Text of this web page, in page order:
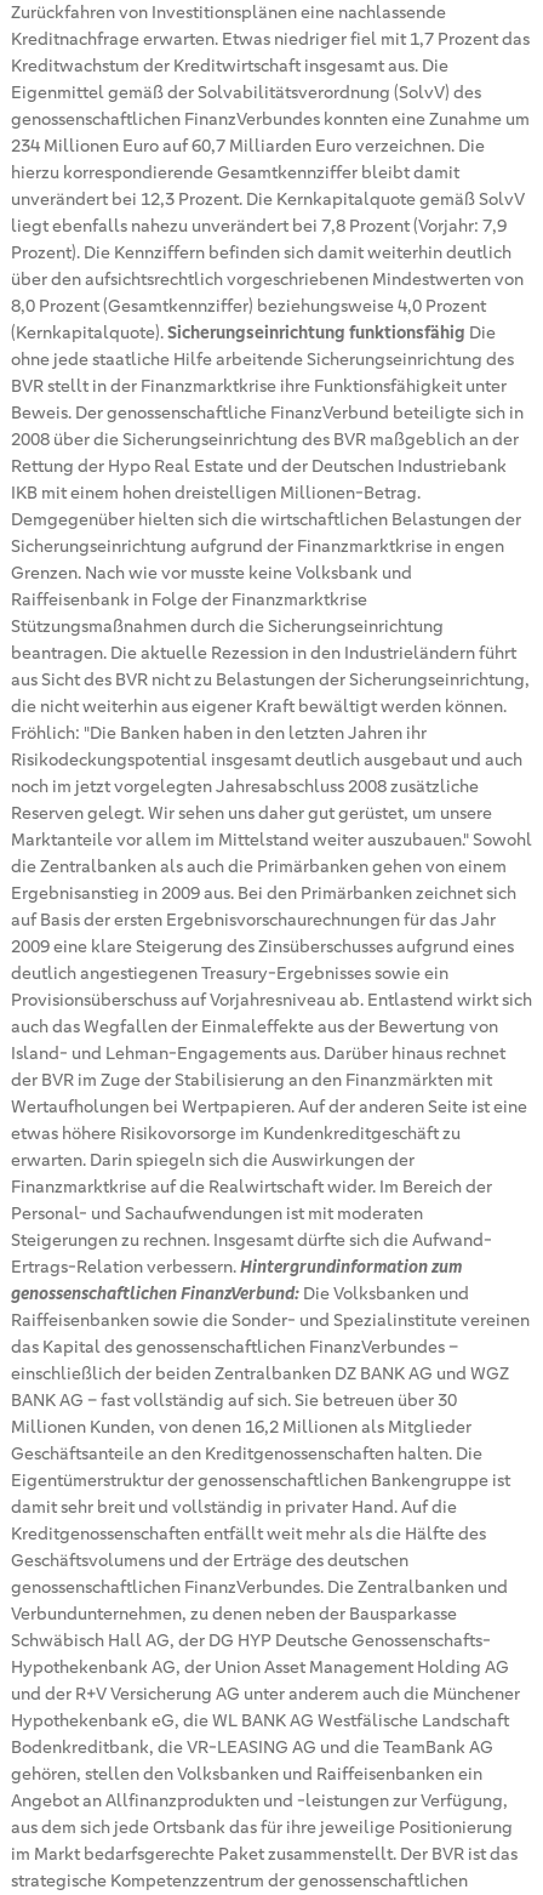
Zurückfahren von Investitionsplänen eine nachlassende
Kreditnachfrage erwarten. Etwas niedriger fiel mit 1,7 Prozent das
Kreditwachstum der Kreditwirtschaft insgesamt aus. Die
Eigenmittel gemäß der Solvabilitätsverordnung (SolvV) des
genossenschaftlichen FinanzVerbundes konnten eine Zunahme um
234 Millionen Euro auf 60,7 Milliarden Euro verzeichnen. Die
hierzu korrespondierende Gesamtkennziffer bleibt damit
unverändert bei 12,3 Prozent. Die Kernkapitalquote gemäß SolvV
liegt ebenfalls nahezu unverändert bei 7,8 Prozent (Vorjahr: 7,9
Prozent). Die Kennziffern befinden sich damit weiterhin deutlich
über den aufsichtsrechtlich vorgeschriebenen Mindestwerten von
8,0 Prozent (Gesamtkennziffer) beziehungsweise 4,0 Prozent
(Kernkapitalquote).Sicherungseinrichtung funktionsfähig Die
ohne jede staatliche Hilfe arbeitende Sicherungseinrichtung des
BVR stellt in der Finanzmarktkrise ihre Funktionsfähigkeit unter
Beweis. Der genossenschaftliche FinanzVerbund beteiligte sich in
2008 über die Sicherungseinrichtung des BVR maßgeblich an der
Rettung der Hypo Real Estate und der Deutschen Industriebank
IKB mit einem hohen dreistelligen Millionen-Betrag.
Demgegenüber hielten sich die wirtschaftlichen Belastungen der
Sicherungseinrichtung aufgrund der Finanzmarktkrise in engen
Grenzen. Nach wie vor musste keine Volksbank und
Raiffeisenbank in Folge der Finanzmarktkrise
Stützungsmaßnahmen durch die Sicherungseinrichtung
beantragen. Die aktuelle Rezession in den Industrieländern führt
aus Sicht des BVR nicht zu Belastungen der Sicherungseinrichtung,
die nicht weiterhin aus eigener Kraft bewältigt werden können.
Fröhlich: "Die Banken haben in den letzten Jahren ihr
Risikodeckungspotential insgesamt deutlich ausgebaut und auch
noch im jetzt vorgelegten Jahresabschluss 2008 zusätzliche
Reserven gelegt. Wir sehen uns daher gut gerüstet, um unsere
Marktanteile vor allem im Mittelstand weiter auszubauen." Sowohl
die Zentralbanken als auch die Primärbanken gehen von einem
Ergebnisanstieg in 2009 aus. Bei den Primärbanken zeichnet sich
auf Basis der ersten Ergebnisvorschaurechnungen für das Jahr
2009 eine klare Steigerung des Zinsüberschusses aufgrund eines
deutlich angestiegenen Treasury-Ergebnisses sowie ein
Provisionsüberschuss auf Vorjahresniveau ab. Entlastend wirkt sich
auch das Wegfallen der Einmaleffekte aus der Bewertung von
Island- und Lehman-Engagements aus. Darüber hinaus rechnet
der BVR im Zuge der Stabilisierung an den Finanzmärkten mit
Wertaufholungen bei Wertpapieren. Auf der anderen Seite ist eine
etwas höhere Risikovorsorge im Kundenkreditgeschäft zu
erwarten. Darin spiegeln sich die Auswirkungen der
Finanzmarktkrise auf die Realwirtschaft wider. Im Bereich der
Personal- und Sachaufwendungen ist mit moderaten
Steigerungen zu rechnen. Insgesamt dürfte sich die Aufwand-
Ertrags-Relation verbessern.Hintergrundinformation zum
genossenschaftlichen FinanzVerbund: Die Volksbanken und
Raiffeisenbanken sowie die Sonder- und Spezialinstitute vereinen
das Kapital des genossenschaftlichen FinanzVerbundes –
einschließlich der beiden Zentralbanken DZ BANK AG und WGZ
BANK AG – fast vollständig auf sich. Sie betreuen über 30
Millionen Kunden, von denen 16,2 Millionen als Mitglieder
Geschäftsanteile an den Kreditgenossenschaften halten. Die
Eigentümerstruktur der genossenschaftlichen Bankengruppe ist
damit sehr breit und vollständig in privater Hand. Auf die
Kreditgenossenschaften entfällt weit mehr als die Hälfte des
Geschäftsvolumens und der Erträge des deutschen
genossenschaftlichen FinanzVerbundes. Die Zentralbanken und
Verbundunternehmen, zu denen neben der Bausparkasse
Schwäbisch Hall AG, der DG HYP Deutsche Genossenschafts-
Hypothekenbank AG, der Union Asset Management Holding AG
und der R+V Versicherung AG unter anderem auch die Münchener
Hypothekenbank eG, die WL BANK AG Westfälische Landschaft
Bodenkreditbank, die VR-LEASING AG und die TeamBank AG
gehören, stellen den Volksbanken und Raiffeisenbanken ein
Angebot an Allfinanzprodukten und -leistungen zur Verfügung,
aus dem sich jede Ortsbank das für ihre jeweilige Positionierung
im Markt bedarfsgerechte Paket zusammenstellt. Der BVR ist das
strategische Kompetenzzentrum der genossenschaftlichen